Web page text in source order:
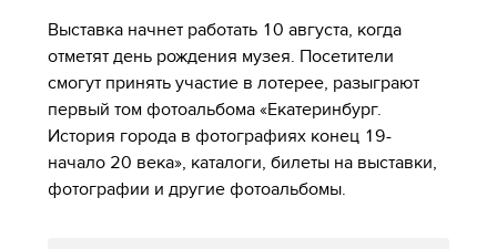
Выставка начнет работать 10 августа, когда
отметят день рождения музея. Посетители
смогут принять участие в лотерее, разыграют
первый том фотоальбома «Екатеринбург.
История города в фотографиях конец 19-
начало 20 века», каталоги, билеты на выставки,
фотографии и другие фотоальбомы.